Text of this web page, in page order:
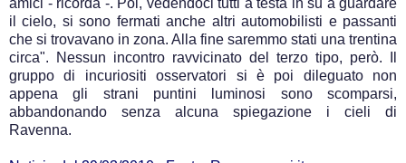
il cielo, si sono fermati anche altri automobilisti e passanti
che si trovavano in zona. Alla fine saremmo stati una trentina
circa". Nessun incontro ravvicinato del terzo tipo, però. Il
gruppo di incuriositi osservatori si è poi dileguato non
appena gli strani puntini luminosi sono scomparsi,
abbandonando senza alcuna spiegazione i cieli di
Ravenna.